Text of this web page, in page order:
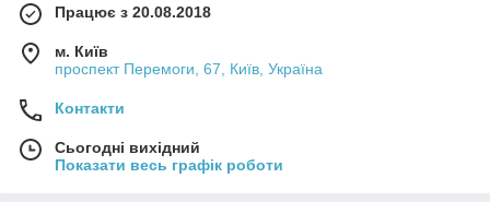
Працює з 20.08.2018
м. Київ
проспект Перемоги, 67, Київ, Україна
Контакти
Сьогодні вихідний
Показати весь графік роботи